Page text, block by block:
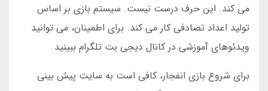
می کند. این حرف درست نیست. سیستم بازی بر اساس
تولید اعداد تصادفی کار می کند. برای اطمینان، می توانید
ویدئوهای آموزشی در کانال دیجی بت تلگرام ببینید.
برای شروع بازی انفجار، کافی است به سایت پیش بینی